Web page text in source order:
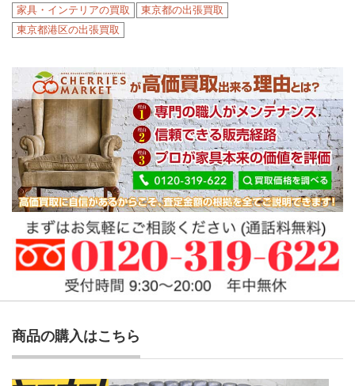
家具・インテリアの買取
東京都の出張買取
東京都港区の出張買取
商品の購入はこちら